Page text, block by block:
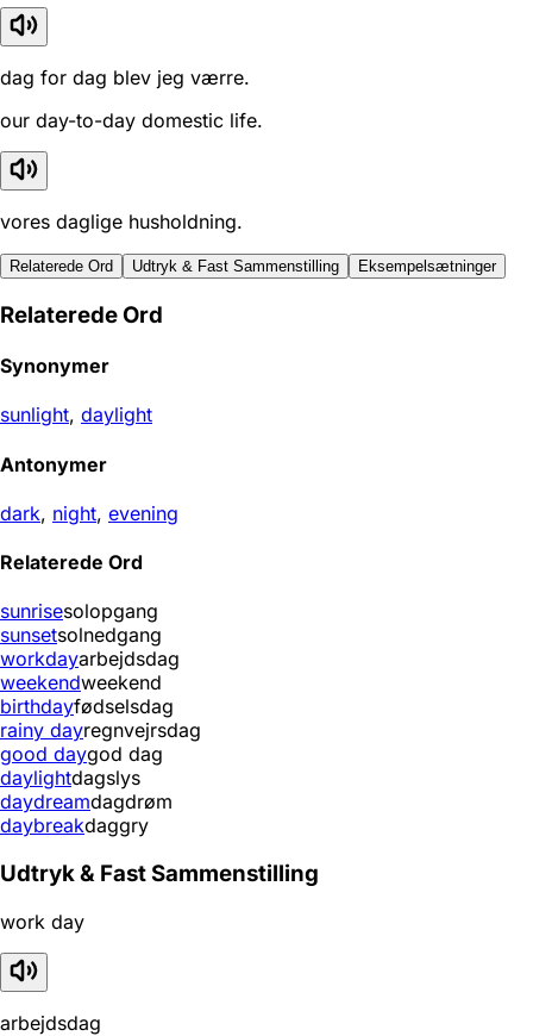
dag for dag blev jeg værre.
our day-to-day domestic life.
vores daglige husholdning.
Relaterede Ord Udtryk & Fast Sammenstilling Eksempelsætninger
Relaterede Ord
Synonymer
sunlight, daylight
Antonymer
dark, night, evening
Relaterede Ord
sunrisesolopgang
sunsetsolnedgang
workdayarbejdsdag
weekendweekend
birthdayfødselsdag
rainy dayregnvejrsdag
good daygod dag
daylightdagslys
daydreamdagdrøm
daybreakdaggry
Udtryk & Fast Sammenstilling
work day
arbejdsdag